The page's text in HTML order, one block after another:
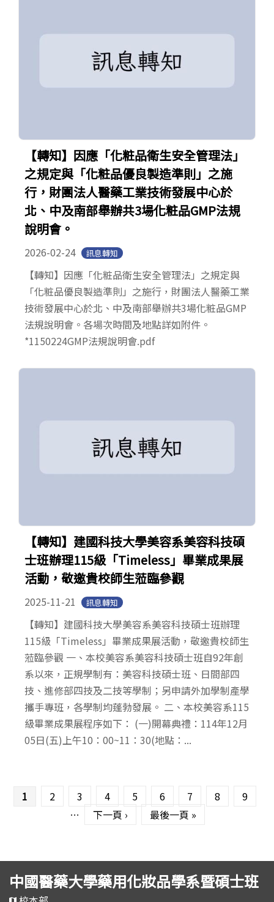
【轉知】因應「化粧品衛生安全管理法」
之規定與「化粧品優良製造準則」之施
行，財團法人醫藥工業技術發展中心於
北、中及南部舉辦共3場化粧品GMP法規
說明會。
2026-02-24 訊息轉知
【轉知】因應「化粧品衛生安全管理法」之規定與
「化粧品優良製造準則」之施行，財團法人醫藥工業
技術發展中心於北、中及南部舉辦共3場化粧品GMP
法規說明會。各場次時間及地點詳如附件。
*1150224GMP法規說明會.pdf
【轉知】建國科技大學美容系美容科技碩
士班辦理115級「Timeless」畢業成果展
活動，敬邀貴校師生蒞臨參觀
2025-11-21 訊息轉知
【轉知】建國科技大學美容系美容科技碩士班辦理
115級「Timeless」畢業成果展活動，敬邀貴校師生
蒞臨參觀 一、本校美容系美容科技碩士班自92年創
系以來，正規學制有：美容科技碩士班、日間部四
技、進修部四技及二技等學制；另申請外加學制產學
攜手專班，各學制均蓬勃發展。 二、本校美容系115
級畢業成果展程序如下： (一)開幕典禮：114年12月
05日(五)上午10：00~11：30(地點：...
1 2 3 4 5 6 7 8
9
…
下一頁 › 最後一頁 »
中國醫藥大學藥用化妝品學系暨碩士班